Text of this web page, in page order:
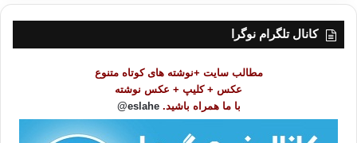
کانال تلگرام نوگرا
مطالب سایت +نوشته های کوتاه متنوع
عکس + کلیپ + عکس نوشته
با ما همراه باشید. eslahe@